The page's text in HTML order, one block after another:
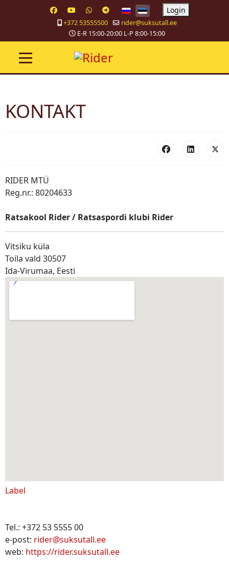
Vali keel Login
+372 53555500
rider@suksutall.ee
E-R 15:00-20:00 L-P 8:00-15:00
KONTAKT
RIDER MTÜ
Reg.nr.: 80204633
Ratsakool Rider / Ratsaspordi klubi Rider
Vitsiku küla
Toila vald 30507
Ida-Virumaa, Eesti
Label
Tel.: +372 53 5555 00
e-post: rider@suksutall.ee
web: https://rider.suksutall.ee